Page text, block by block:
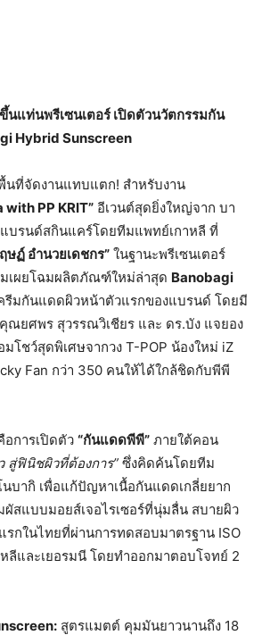
นแท่นพรีเซนเตอร์ เปิดตัวนวัตกรรมกัน
Hybrid Sunscreen
นที่จัดงานแทบแตก! สำหรับงาน
with PP KRIT” อีเวนต์สุดยิ่งใหญ่จาก บา
แบรนด์สกินแคร์โดยทีมแพทย์เกาหลี ที่
ษฏ์ อำนวยเดชกร” ในฐานะพรีเซนเตอร์
มเผยโฉมผลิตภัณฑ์ใหม่ล่าสุด Banobagi
รีมกันแดดผิวหน้าตัวแรกของแบรนด์ โดยมี
ณยศพร สุวรรณวิเชียร และ ดร.บัง แจยอง
มโชว์สุดพิเศษจากวง T-POP น้องใหม่ iZ
Fan กว่า 350 คนให้ได้ใกล้ชิดกับพีพี
การเปิดตัว “กันแดดพีพี” ภายใต้คอน
สู่ฟินิชผิวที่ต้องการ” ซึ่งคิดค้นโดยทีม
บากิ เพื่อแก้ปัญหาเนื้อกันแดดเกลี่ยยาก
ผัสแบบมอยส์เจอไรเซอร์ที่นุ่มลื่น สบายผิว
กในไทยที่ผ่านการทดสอบมาตรฐาน ISO
ลีและเยอรมนี โดยทำออกมาตอบโจทย์ 2
สูตรแมตต์ คุมมันยาวนานถึง 18